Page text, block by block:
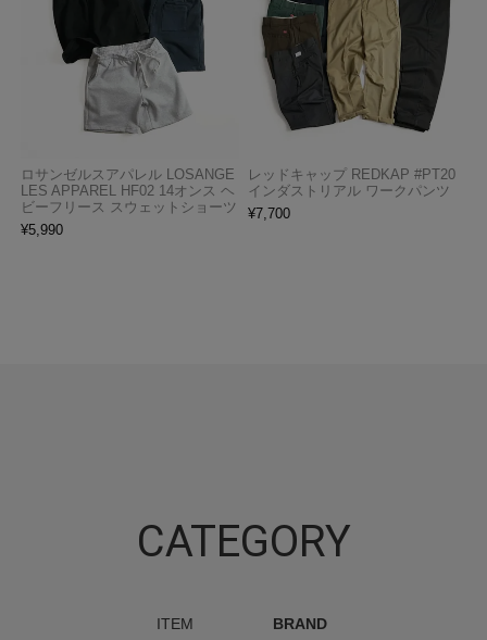
ロサンゼルスアパレル LOSANGE
LES APPAREL HF02 14オンス ヘ
ビーフリース スウェットショーツ
¥5,990
レッドキャップ REDKAP #PT20
インダストリアル ワークパンツ
¥7,700
CATEGORY
ITEM BRAND